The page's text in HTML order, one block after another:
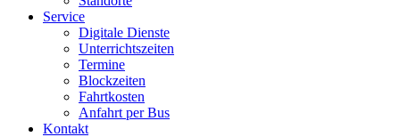
Service
Digitale Dienste
Unterrichtszeiten
Termine
Blockzeiten
Fahrtkosten
Anfahrt per Bus
Kontakt